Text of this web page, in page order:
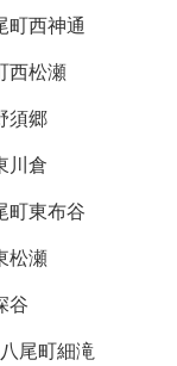
町西神通
西松瀬
須郷
川倉
町東布谷
松瀬
谷
八尾町細滝